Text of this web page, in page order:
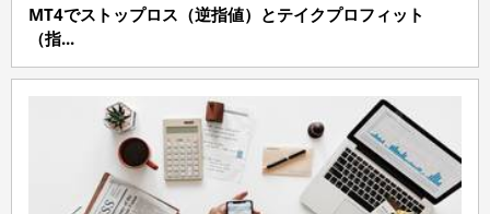
MT4でストップロス（逆指値）とテイクプロフィット
（指...